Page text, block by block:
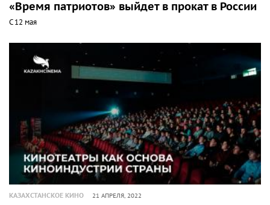
«Время патриотов» выйдет в прокат в России
С 12 мая
КАЗАХСТАНСКОЕ КИНО 21 АПРЕЛЯ, 2022